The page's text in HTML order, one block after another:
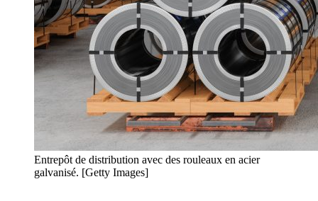
Entrepôt de distribution avec des rouleaux en acier
galvanisé. [Getty Images]